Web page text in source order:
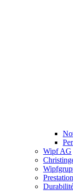
Wipf AG